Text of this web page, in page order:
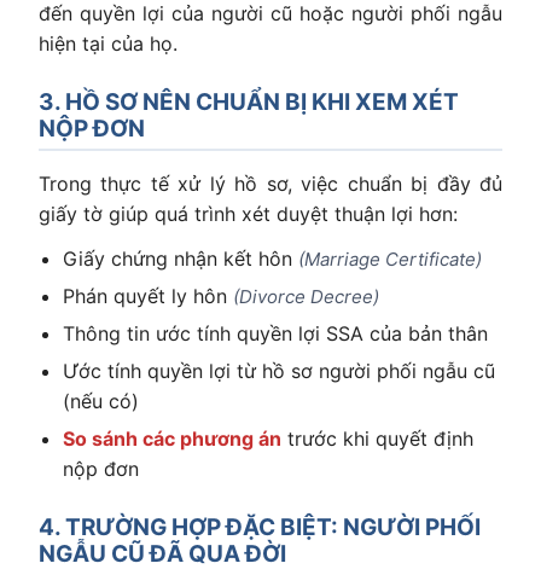
đến quyền lợi của người cũ hoặc người phối ngẫu
hiện tại của họ.
3. HỒ SƠ NÊN CHUẨN BỊ KHI XEM XÉT
NỘP ĐƠN
Trong thực tế xử lý hồ sơ, việc chuẩn bị đầy đủ
giấy tờ giúp quá trình xét duyệt thuận lợi hơn:
Giấy chứng nhận kết hôn (Marriage Certificate)
Phán quyết ly hôn (Divorce Decree)
Thông tin ước tính quyền lợi SSA của bản thân
Ước tính quyền lợi từ hồ sơ người phối ngẫu cũ
(nếu có)
So sánh các phương án trước khi quyết định
nộp đơn
4. TRƯỜNG HỢP ĐẶC BIỆT: NGƯỜI PHỐI
NGẪU CŨ ĐÃ QUA ĐỜI